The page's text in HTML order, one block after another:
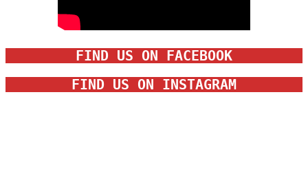
FIND US ON FACEBOOK
FIND US ON INSTAGRAM